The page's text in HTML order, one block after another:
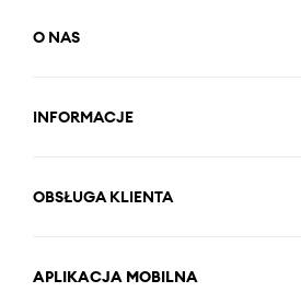
O NAS
INFORMACJE
OBSŁUGA KLIENTA
APLIKACJA MOBILNA